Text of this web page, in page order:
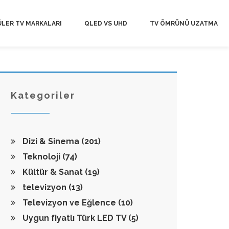
TV MARKALARI QLED VS UHD TV ÖMRÜNÜ UZATMA
Kategoriler
Dizi & Sinema (201)
Teknoloji (74)
Kültür & Sanat (19)
televizyon (13)
Televizyon ve Eğlence (10)
Uygun fiyatlı Türk LED TV (5)